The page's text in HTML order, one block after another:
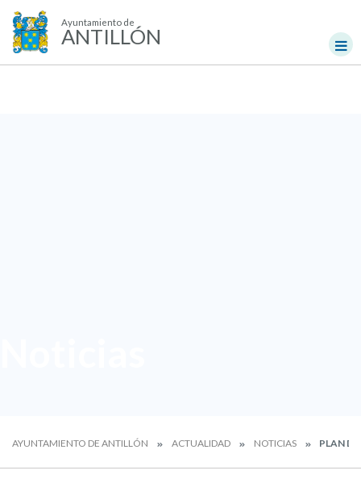
Ayuntamiento de
ANTILLÓN
AYUNTAMIENTO DE ANTILLÓN ACTUALIDAD NOTICIAS PLAN